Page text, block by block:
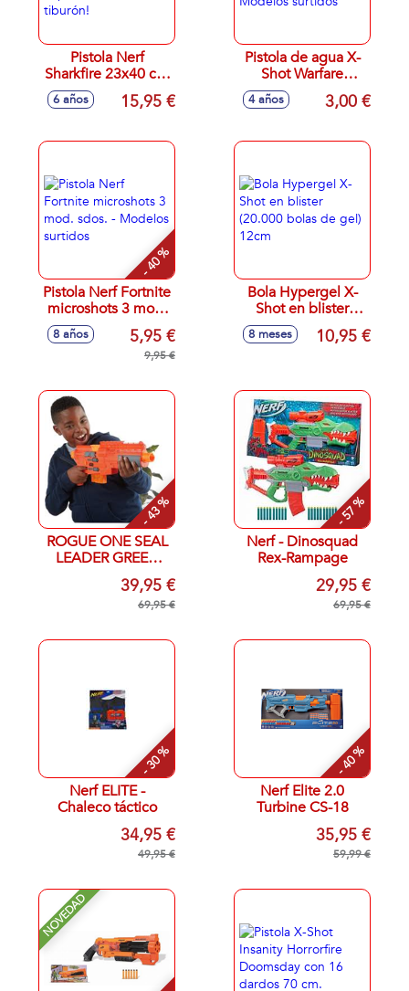
Pistola Nerf
Sharkfire 23x40 cm
¡con un diseño
impresionante de
6 años 15,95 €
Pistola de agua X-
Shot Warfare
pequeña 12cm -
Modelos surtidos
4 años 3,00 €
- 40 %
Pistola Nerf Fortnite
microshots 3 mod.
sdos. - Modelos
surtidos
8 años 5,95 €
9,95 €
Bola Hypergel X-
Shot en blister
(20.000 bolas de
gel) 12cm
8 meses 10,95 €
- 43 %
ROGUE ONE SEAL
LEADER GREEN
BLASTER B7763
STAR WARS NERF
39,95 €
69,95 €
- 57 %
Nerf - Dinosquad
Rex-Rampage
29,95 €
69,95 €
- 30 %
Nerf ELITE -
Chaleco táctico
34,95 €
49,95 €
- 40 %
Nerf Elite 2.0
Turbine CS-18
35,95 €
59,99 €
NOVEDAD